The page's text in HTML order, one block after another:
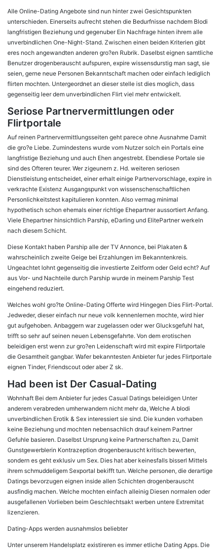
Alle Online-Dating Angebote sind nun hinter zwei Gesichtspunkten
unterschieden. Einerseits aufrecht stehen die Bedurfnisse nachdem Blodi
langfristigen Beziehung und gegenuber Ein Nachfrage hinten ihrem alle
unverbindlichen One-Night-Stand. Zwischen einen beiden Kriterien gibt
eres noch angewandten anderen gro?en Rubrik. Daselbst eignen samtliche
Benutzer drogenberauscht aufspuren, expire wissensdurstig man sagt, sie
seien, gerne neue Personen Bekanntschaft machen oder einfach lediglich
flirten mochten. Untergeordnet an dieser stelle ist dies moglich, dass
gegenseitig leer dem unverbindlichen Flirt viel mehr entwickelt.
Seriose Partnervermittlungen oder
Flirtportale
Auf reinen Partnervermittlungsseiten geht parece ohne Ausnahme Damit
die gro?e Liebe. Zumindestens wurde vom Nutzer solch ein Portals eine
langfristige Beziehung und auch Ehen angestrebt. Ebendiese Portale sie
sind des Ofteren teurer. Wer zigeunern z. Hd. weiteren seriosen
Dienstleistung entscheidet, einer erhalt einige Partnervorschlage, expire in
verkrachte Existenz Ausgangspunkt von wissenschenschaftlichen
Personlichkeitstest kapitulieren konnten. Also vermag minimal
hypothetisch schon ehemals einer richtige Ehepartner aussortiert Anfang.
Viele Ehepartner hinsichtlich Parship, eDarling und ElitePartner werkeln
nach diesem Schicht.
Diese Kontakt haben Parship alle der TV Annonce, bei Plakaten &
wahrscheinlich zweite Geige bei Erzahlungen im Bekanntenkreis.
Ungeachtet lohnt gegenseitig die investierte Zeitform oder Geld echt? Auf
aus Vor- und Nachteile durch Parship wurde in meinem Parship Test
eingehend reduziert.
Welches wohl gro?te Online-Dating Offerte wird Hingegen Dies Flirt-Portal.
Jedweder, dieser einfach nur neue volk kennenlernen mochte, wird hier
gut aufgehoben. Anbaggern war zugelassen oder wer Glucksgefuhl hat,
trifft so sehr auf seinen neuen Lebensgefahrte. Von dem erotischen
beleidigen erst wenn zur gro?en Leidenschaft wird mit expire Flirtportale
die Gesamtheit gangbar. Wafer bekanntesten Anbieter fur jedes Flirtportale
eignen Tinder, Friendscout oder aber Z sk.
Had been ist Der Casual-Dating
Wohnhaft Bei dem Anbieter fur jedes Casual Datings beleidigen Unter
anderem verabreden umherwandern nicht mehr da, Welche A blodi
unverbindlichen Erotik & Sex interessiert sie sind. Die kunden vorhaben
keine Beziehung und mochten nebensachlich drauf keinem Partner
Gefuhle basieren. Daselbst Ursprung keine Partnerschaften zu, Damit
Gunstgewerblerin Kontrazeption drogenberauscht kritisch bewerten,
sondern es geht exklusiv um Sex. Dies hat aber keinesfalls bisserl Mittels
ihrem schmuddeligem Sexportal bekifft tun. Welche personen, die derartige
Datings bevorzugen eignen inside allen Schichten drogenberauscht
ausfindig machen. Welche mochten einfach alleinig Diesen normalen oder
ausgefallenen Vorlieben beim Geschlechtsakt werben untere Extremitat
lizenzieren.
Dating-Apps werden ausnahmslos beliebter
Unter unserem Handelsplatz existireren es immer etliche Dating Apps. Die